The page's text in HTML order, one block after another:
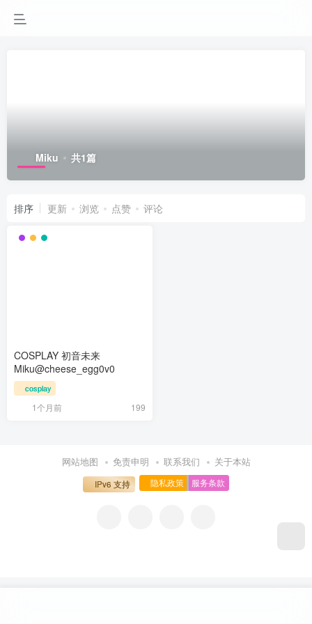
Miku 共1篇
排序 更新 浏览 点赞 评论
COSPLAY 初音未来
Miku@cheese_egg0v0
cosplay
1个月前 199
网站地图 免责申明 联系我们 关于本站
IPv6 支持 隐私政策 服务条款